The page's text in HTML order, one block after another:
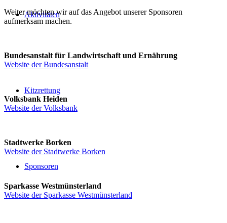
Aktivitäten
Kitzrettung
Sponsoren
Weiter möchten wir auf das Angebot unserer Sponsoren
aufmerksam machen.
Bundesanstalt für Landwirtschaft und Ernährung
Website der Bundesanstalt
Volksbank Heiden
Website der Volksbank
Stadtwerke Borken
Website der Stadtwerke Borken
Sparkasse Westmünsterland
Website der Sparkasse Westmünsterland